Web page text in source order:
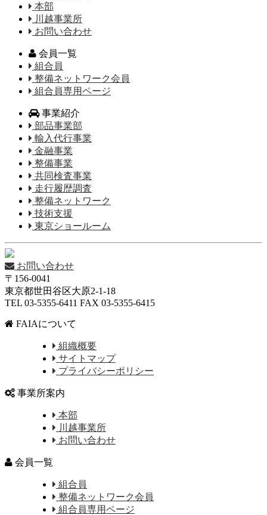
本部
川越事業所
お問い合わせ
会員一覧
組合員
整備ネットワーク会員
組合員専用ページ
事業紹介
部品事業部
輸入代行事業
金融事業
整備事業
共同検査事業
走行履歴調査
整備ネットワーク
技術支援
東京ショールーム
お問い合わせ
〒156-0041
東京都世田谷区大原2-1-18
TEL 03-5355-6411 FAX 03-5355-6415
FAIAについて
組織概要
サイトマップ
プライバシーポリシー
事業所案内
本部
川越事業所
お問い合わせ
会員一覧
組合員
整備ネットワーク会員
組合員専用ページ